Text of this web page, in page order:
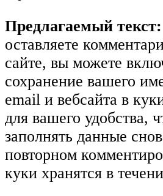
Предлагаемый текст:
оставляете
сайте, вы можете
сохранение вашего
email и вебсайта в
для вашего удобства,
заполнять данные
повторном
куки хранятся в